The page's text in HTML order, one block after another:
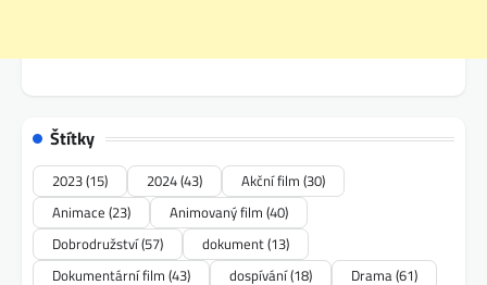
Štítky
2023(15) 2024(43) Akční film (30)
Animace (23) Animovaný film (40)
Dobrodružství(57) dokument(13)
Dokumentární film (43) dospívání(18) Drama(61)